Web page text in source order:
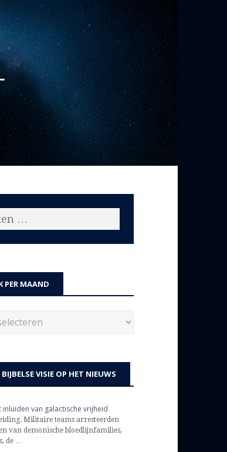
PER MAAND
VISIE OP HET NIEUWS
inluiden van galactische vrijheid
Militaire teams arresteerden
van demonische bloedlijnfamilies,
de …